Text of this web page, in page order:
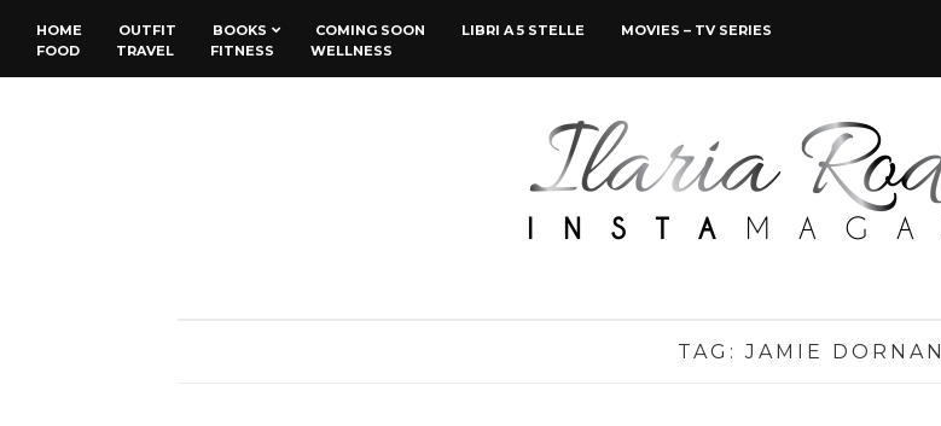
HOME OUTFIT BOOKS COMING SOON LIBRI A 5 STELLE
MOVIES – TV SERIES
FOOD
TRAVEL FITNESS WELLNESS
TAG:JAMIE DORNAN